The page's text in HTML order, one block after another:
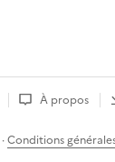
À propos
·Conditions